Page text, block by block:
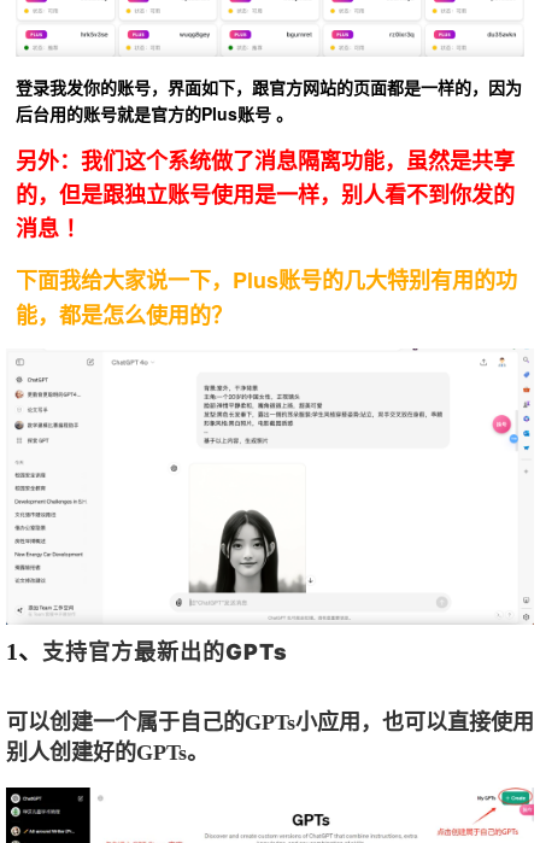
登录我发你的账号，界面如下，跟官方网站的页面都是一样的，因为
后台用的账号就是官方的Plus账号 。
另外：我们这个系统做了消息隔离功能，虽然是共享
的，但是跟独立账号使用是一样，别人看不到你发的
消息 ！
下面我给大家说一下，Plus账号的几大特别有用的功
能，都是怎么使用的？
1、 支持官方最新出的GPTs
可以创建一个属于自己的GPTs小应用，也可以直接使用
别人创建好的GPTs。